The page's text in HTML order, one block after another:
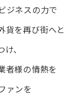
ジネスの​力で​
貨を​再び街へと​
け、​
者様の​情熱を​
ァンを​